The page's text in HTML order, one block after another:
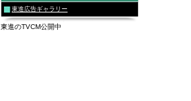
東進広告ギャラリー
東進のTVCM公開中